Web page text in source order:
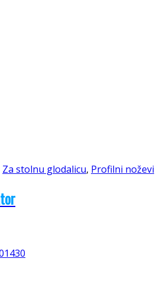
Za stolnu glodalicu, Profilni noževi